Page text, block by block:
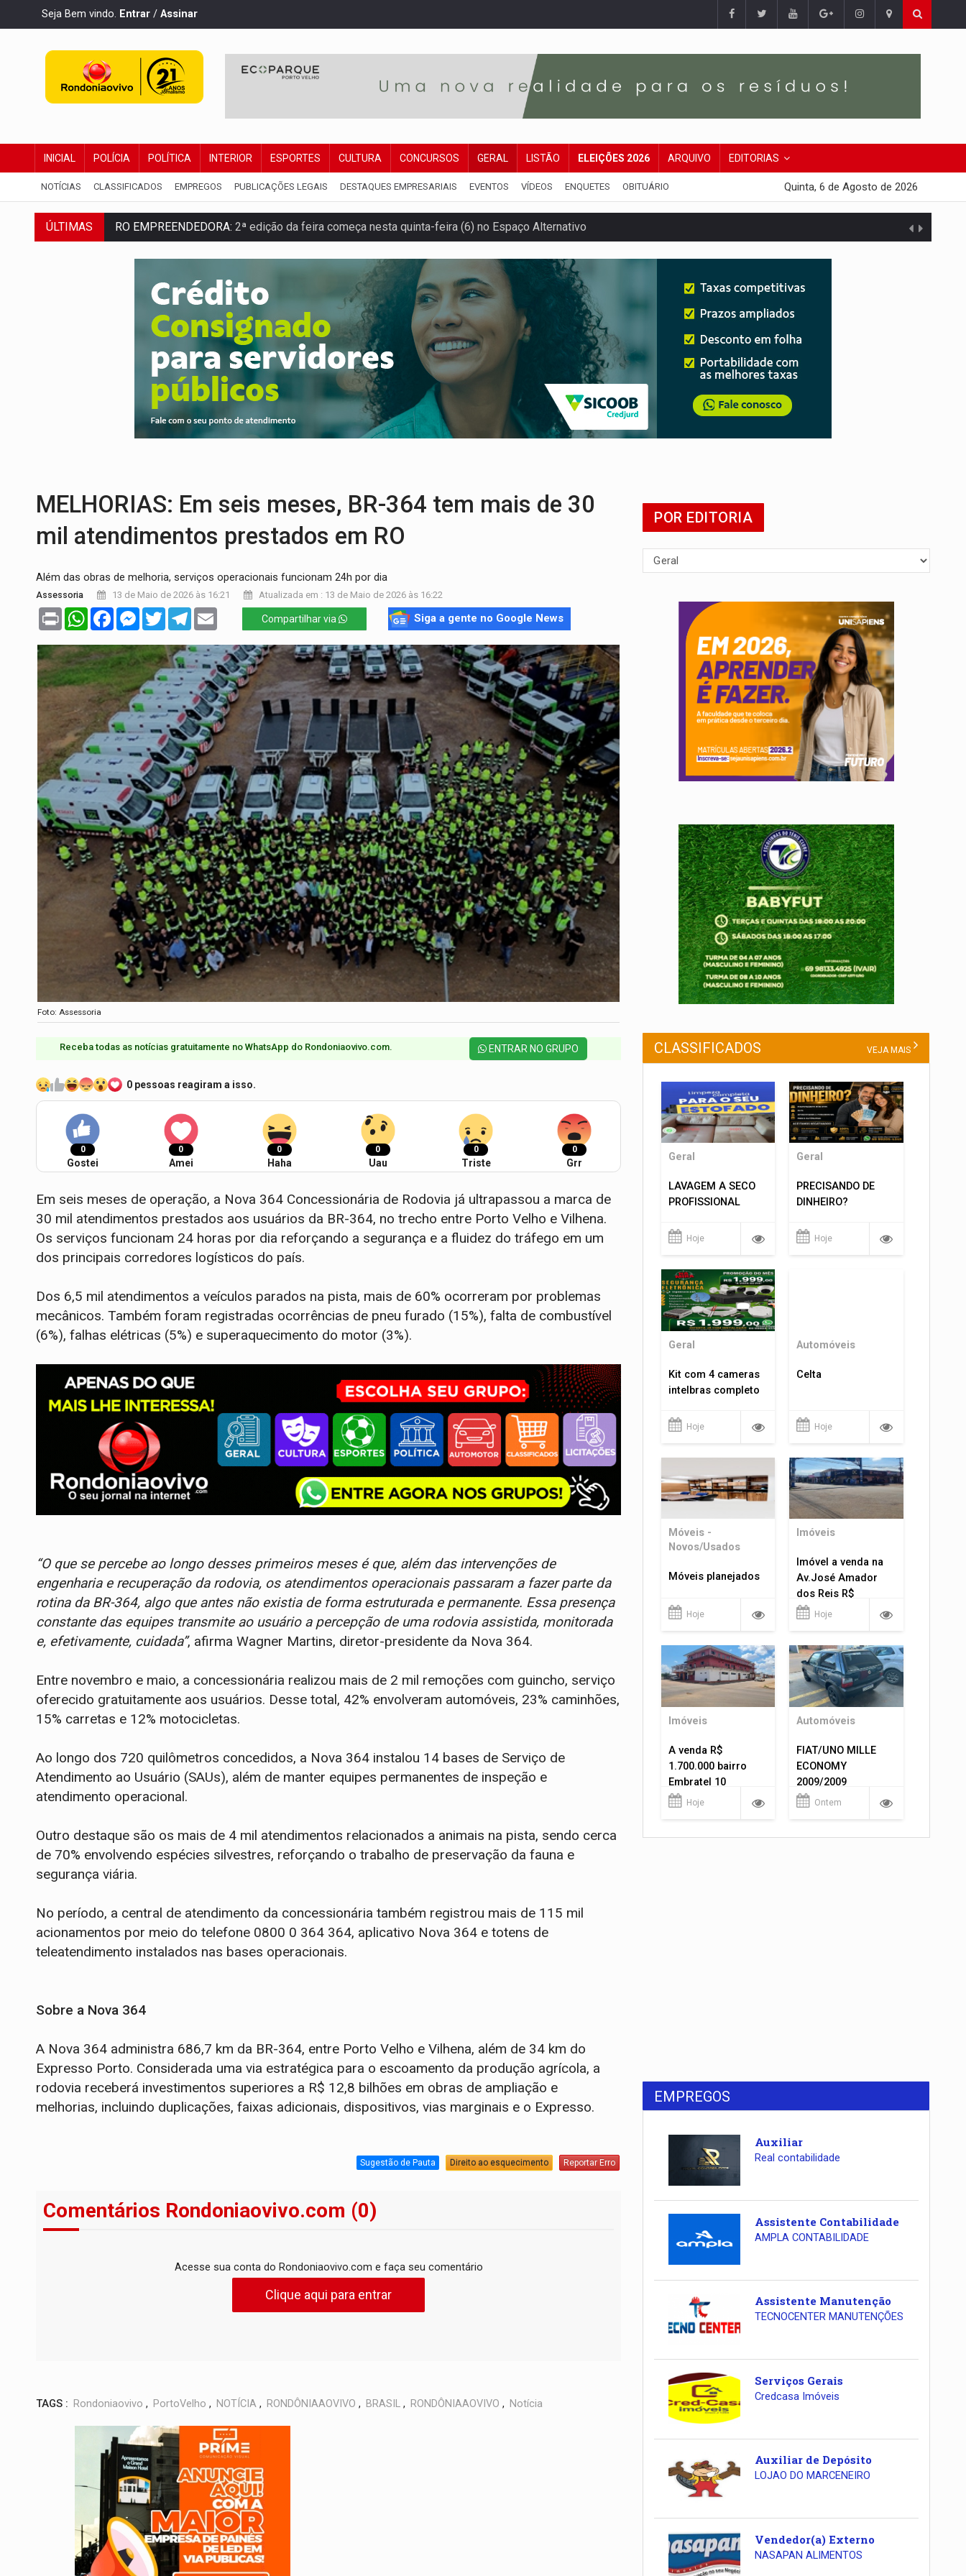
Seja Bem vindo. Entrar / Assinar
INICIAL POLÍCIA POLÍTICA INTERIOR ESPORTES CULTURA CONCURSOS GERAL LISTÃO ELEIÇÕES 2026 ARQUIVO EDITORIAS
NOTÍCIAS CLASSIFICADOS EMPREGOS PUBLICAÇÕES LEGAIS DESTAQUES EMPRESARIAIS EVENTOS VÍDEOS ENQUETES OBITUÁRIO Quinta, 6 de Agosto de 2026
ÚLTIMAS FORTALECIMENTO:Contratação de novos servidores reforça equipes do Cad Único nos Cras de PVH
URGENTE:Condutor de carro avança cruzamento e deixa motociclista com fratura
'OS OLHOS DO BRASIL':Emanuel Neri transforma indignação e esperança em rock no seu novo single
SOB INVESTIGAÇÃO: Dentista de PVH é denunciado por transmitir HIV a quatro mulheres
ESQUEMA DE FRAUDES:Polícia Civil deflagra a terceira fase da Operação Contemplados
ASSESSOR FLAGRADO:Empresa e ONG que recebeu R$ 12 mi em emendas estão no mesmo endereço
INFLUENCIARIA ELEIÇÕES:Justiça Eleitoral manda tirar vídeo com suposta deepfake do ar em RO
CONEXÃO RONDONIAOVIVO:Marcio Barreto, pres. da ABAV-RO, alerta sobre golpes na compra de passagens
MELHORIAS: Em seis meses, BR-364 tem mais de 30
mil atendimentos prestados em RO
Além das obras de melhoria, serviços operacionais funcionam 24h por dia
Assessoria 13 de Maio de 2026 às 16:21 Atualizada em : 13 de Maio de 2026 às 16:22
Print WhatsAppFacebookMessenger
TwitterTelegram Compartilhar via Siga a gente no Google News
Foto: Assessoria
Receba todas as notícias gratuitamente no WhatsApp do Rondoniaovivo.com.​ ENTRAR NO GRUPO
0 pessoas reagiram a isso.
0
Gostei
0
Amei
0
Haha
0
Uau
0
Triste
0
Grr
Em seis meses de operação, a Nova 364 Concessionária de Rodovia já ultrapassou a marca de
30 mil atendimentos prestados aos usuários da BR-364, no trecho entre Porto Velho e Vilhena.
Os serviços funcionam 24 horas por dia reforçando a segurança e a fluidez do tráfego em um
dos principais corredores logísticos do país.
Dos 6,5 mil atendimentos a veículos parados na pista, mais de 60% ocorreram por problemas
mecânicos. Também foram registradas ocorrências de pneu furado (15%), falta de combustível
(6%), falhas elétricas (5%) e superaquecimento do motor (3%).
“O que se percebe ao longo desses primeiros meses é que, além das intervenções de
engenharia e recuperação da rodovia, os atendimentos operacionais passaram a fazer parte da
rotina da BR-364, algo que antes não existia de forma estruturada e permanente. Essa presença
constante das equipes transmite ao usuário a percepção de uma rodovia assistida, monitorada
e, efetivamente, cuidada”, afirma Wagner Martins, diretor-presidente da Nova 364.
Entre novembro e maio, a concessionária realizou mais de 2 mil remoções com guincho, serviço
oferecido gratuitamente aos usuários. Desse total, 42% envolveram automóveis, 23% caminhões,
15% carretas e 12% motocicletas.
Ao longo dos 720 quilômetros concedidos, a Nova 364 instalou 14 bases de Serviço de
Atendimento ao Usuário (SAUs), além de manter equipes permanentes de inspeção e
atendimento operacional.
Outro destaque são os mais de 4 mil atendimentos relacionados a animais na pista, sendo cerca
de 70% envolvendo espécies silvestres, reforçando o trabalho de preservação da fauna e
segurança viária.
No período, a central de atendimento da concessionária também registrou mais de 115 mil
acionamentos por meio do telefone 0800 0 364 364, aplicativo Nova 364 e totens de
teleatendimento instalados nas bases operacionais.
Sobre a Nova 364
A Nova 364 administra 686,7 km da BR-364, entre Porto Velho e Vilhena, além de 34 km do
Expresso Porto. Considerada uma via estratégica para o escoamento da produção agrícola, a
rodovia receberá investimentos superiores a R$ 12,8 bilhões em obras de ampliação e
melhorias, incluindo duplicações, faixas adicionais, dispositivos, vias marginais e o Expresso.
Sugestão de Pauta Direito ao esquecimento Reportar Erro
Comentários Rondoniaovivo.com (0)
Acesse sua conta do Rondoniaovivo.com e faça seu comentário
Clique aqui para entrar
TAGS : Rondoniaovivo , PortoVelho , NOTÍCIA , RONDÔNIAAOVIVO , BRASIL , RONDÔNIAAOVIVO , Notícia
POR EDITORIA
CLASSIFICADOS VEJA MAIS
Geral
LAVAGEM A SECO
PROFISSIONAL
Hoje
Geral
PRECISANDO DE
DINHEIRO?
Hoje
Geral
Kit com 4 cameras
intelbras completo
Hoje
Automóveis
Celta
Hoje
Móveis -
Novos/Usados
Móveis planejados
Hoje
Imóveis
Imóvel a venda na
Av.José Amador
dos Reis R$
1.400.000
Hoje
Imóveis
A venda R$
1.700.000 bairro
Embratel 10
apartamentos!
Hoje
Automóveis
FIAT/UNO MILLE
ECONOMY
2009/2009
Ontem
EMPREGOS
Auxiliar
Real contabilidade
Assistente Contabilidade
AMPLA CONTABILIDADE
Assistente Manutenção
TECNOCENTER MANUTENÇÕES
Serviços Gerais
Credcasa Imóveis
Auxiliar de Depósito
LOJAO DO MARCENEIRO
Vendedor(a) Externo
NASAPAN ALIMENTOS